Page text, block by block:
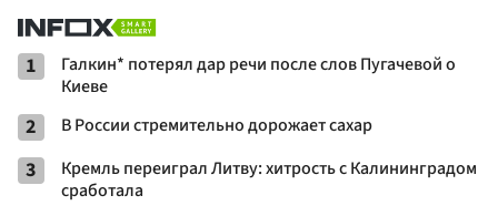
1
Галкин* потерял дар речи после слов Пугачевой о
Киеве
2 В России стремительно дорожает сахар
3
Кремль переиграл Литву: хитрость с Калининградом
сработала